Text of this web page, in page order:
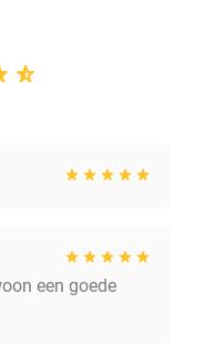
een goede